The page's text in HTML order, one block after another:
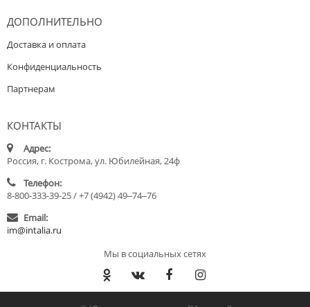
ДОПОЛНИТЕЛЬНО
Доставка и оплата
Конфиденциальность
Партнерам
КОНТАКТЫ
Адрес:
Россия, г. Кострома, ул. Юбилейная, 24ф
Телефон:
8-800-333-39-25 / +7 (4942) 49‒74‒76
Email:
im@intalia.ru
Мы в социальных сетях